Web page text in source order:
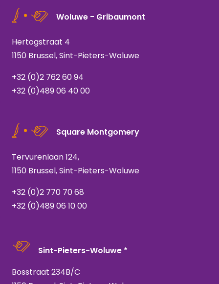
Woluwe - Gribaumont
Hertogstraat 4
1150 Brussel, Sint-Pieters-Woluwe
+32 (0)2 762 60 94
+32 (0)489 06 40 00
Square Montgomery
Tervurenlaan 124,
1150 Brussel, Sint-Pieters-Woluwe
+32 (0)2 770 70 68
+32 (0)489 06 10 00
Sint-Pieters-Woluwe *
Bosstraat 234B/C